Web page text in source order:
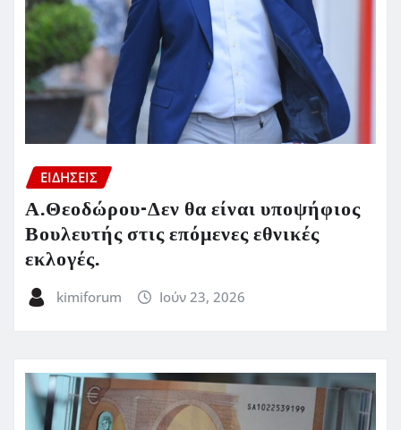
ΕΙΔΗΣΕΙΣ
Α.Θεοδώρου-Δεν θα είναι υποψήφιος
Βουλευτής στις επόμενες εθνικές
εκλογές.
kimiforum Ιούν 23, 2026